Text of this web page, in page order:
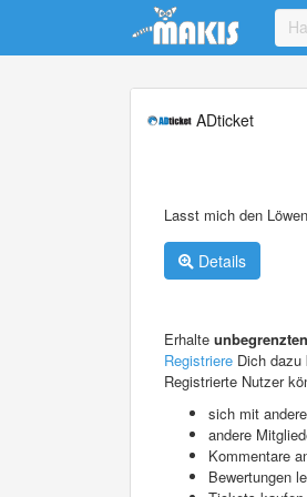
Update cookies preferences
ADticket
Lasst mich den
Details
Erhalte unbegrenzten
Registriere Dich dazu
Registrierte Nutzer
sich mit
andere
Kommentare
Bewertungen